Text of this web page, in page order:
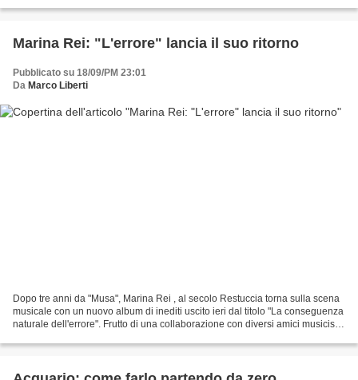
Marina Rei: "L'errore" lancia il suo ritorno
Pubblicato su 18/09/PM 23:01
Da Marco Liberti
Dopo tre anni da "Musa", Marina Rei , al secolo Restuccia torna sulla scena
musicale con un nuovo album di inediti uscito ieri dal titolo "La conseguenza
naturale dell'errore". Frutto di una collaborazione con diversi amici musicisti